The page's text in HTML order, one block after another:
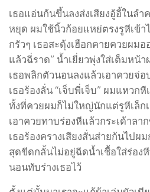
เธอแอ่นก้นขึ้นลงส่งเสียงอู้อี้ในล
หยุด ผมใช้นิ้วก้อยแหย่ตรงรูหีเข้า
กรัวๆ เธอสะดุ้งเฮือกคายควยผมอ
แล้วฉี่ราด” น้ำเยี่ยวพุ่งใส่เต็มหน้
เธอพลิกตัวนอนลงแล้วเอาควยจ่อ
เธอร้องลั่น “เจ็บพี่เจ็บ” ผมแหวก
ทั้งที่ควยผมก็ไม่ใหญ่นักแต่รูหีเล็ก
เอาควยทาบร่องหีแล้วกระเด้าล
เธอร้องครางเสียงสั่นส่ายก้นไปผ
สุดขีดกลั้นไม่อยู่ฉีดน้ำเชื้อใส่ร่อง
นอนทับร่างเธอไว้